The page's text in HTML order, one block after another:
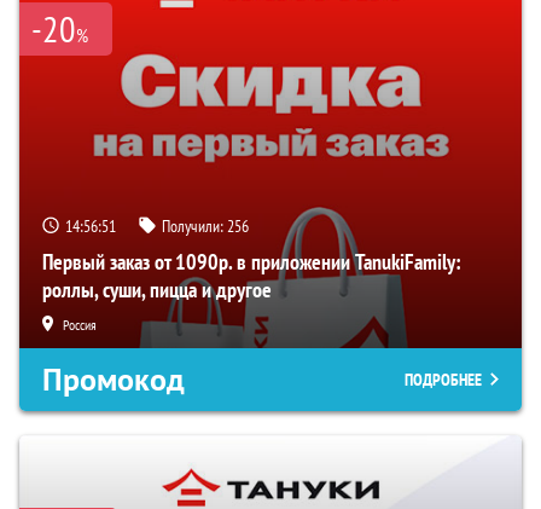
-20%
14:56:51 Получили:256
Первый заказ от 1090р. в приложении TanukiFamily:
роллы, суши, пицца и другое
Россия
Промокод ПОДРОБНЕЕ